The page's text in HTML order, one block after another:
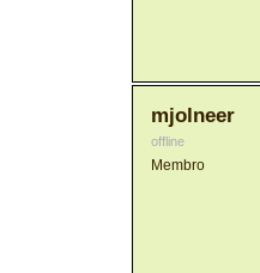
mjolneer
offline
Membro